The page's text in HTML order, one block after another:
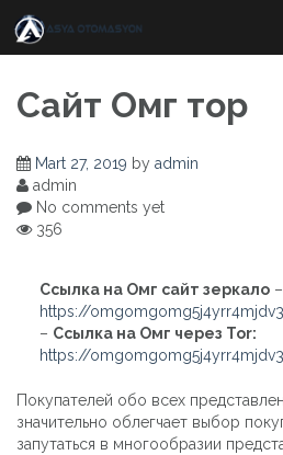
content
Сайт Омг тор
Mart 27, 2019 by admin
admin
No comments yet
356
Ссылка на Омг сайт зеркало –
https://
– Ссылка на Омг через Tor:
https://
Покупателей обо всех
значительно облегчает выбор
запутаться в многообразии